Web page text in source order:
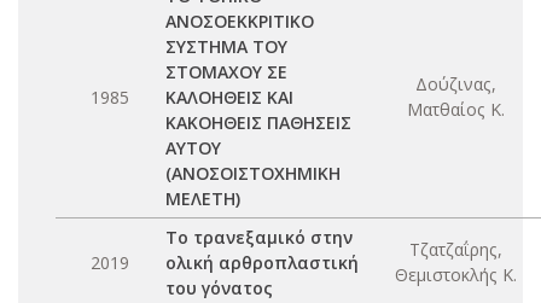
1985
ΑΝΟΣΟΕΚΚΡΙΤΙΚΟ
ΣΥΣΤΗΜΑ ΤΟΥ
ΣΤΟΜΑΧΟΥ ΣΕ
ΚΑΛΟΗΘΕΙΣ ΚΑΙ
ΚΑΚΟΗΘΕΙΣ ΠΑΘΗΣΕΙΣ
ΑΥΤΟΥ
(ΑΝΟΣΟΙΣΤΟΧΗΜΙΚΗ
ΜΕΛΕΤΗ)
Δούζινας,
Ματθαίος Κ.
2019
Το τρανεξαμικό στην
ολική αρθροπλαστική
του γόνατος
Τζατζαΐρης,
Θεμιστοκλής Κ.